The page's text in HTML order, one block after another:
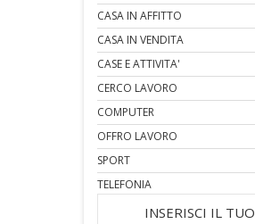
CASA IN AFFITTO
CASA IN VENDITA
CASE E ATTIVITA'
CERCO LAVORO
COMPUTER
OFFRO LAVORO
SPORT
TELEFONIA
INSERISCI IL TUO